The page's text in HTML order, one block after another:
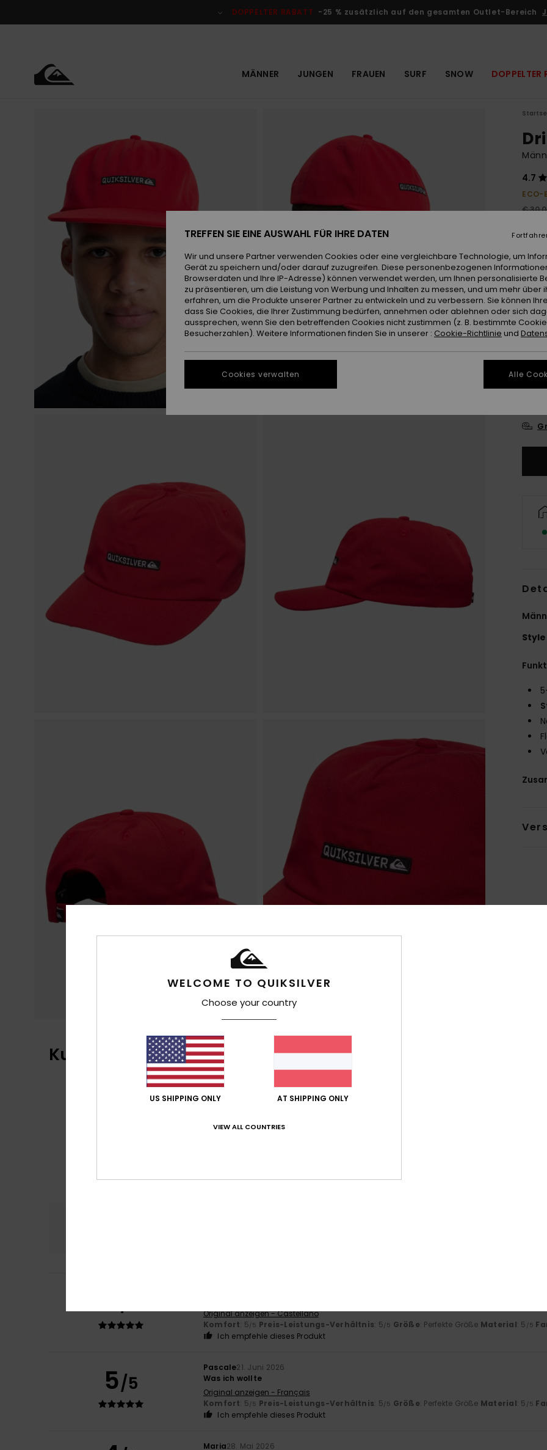
DOPPELTER RABATT -25 % zusätzlich auf den gesamten Outlet-Bereich
MÄNNER JUNGEN FRAUEN SURF SNOW DOPPELTER
4.7
ECO-
€
Farbe
Style
Kundenbewertungen
Durchschnittliche Bewertung
5
Original anzeigen - Castellano
Komfort: 5 /5 Preis-Leistungs-Verhältnis: 5 /5 Größe: Perfekte Größe Material: 5 /5
Ich empfehle dieses Produkt
5/5
Pascale21. Juni 2026
Was ich wollte
Original anzeigen - Français
Komfort: 5 /5 Preis-Leistungs-Verhältnis: 5 /5 Größe: Perfekte Größe Material: 5 /5
Ich empfehle dieses Produkt
Maria28. Mai 2026
WELCOME TO QUIKSILVER
Choose your country
US SHIPPING ONLY AT SHIPPING ONLY
VIEW ALL COUNTRIES
TREFFEN SIE EINE AUSWAHL FÜR IHRE DATEN
Wir und unsere Partner verwenden Cookies oder eine vergleichbare Technologie, um
Gerät zu speichern und/oder darauf zuzugreifen. Diese personenbezogenen
Browserdaten und Ihre IP-Adresse) können verwendet werden, um Ihnen personalisierte
zu präsentieren, um die Leistung von Werbung und Inhalten zu messen, und um mehr über
erfahren, um die Produkte unserer Partner zu entwickeln und zu verbessern. Sie können
dass Sie Cookies, die Ihrer Zustimmung bedürfen, annehmen oder ablehnen oder sich
aussprechen, wenn Sie den betreffenden Cookies nicht zustimmen (z. B. bestimmte
Besucherzahlen). Weitere Informationen finden Sie in unserer : Cookie-Richtlinie und
Cookies verwalten Alle